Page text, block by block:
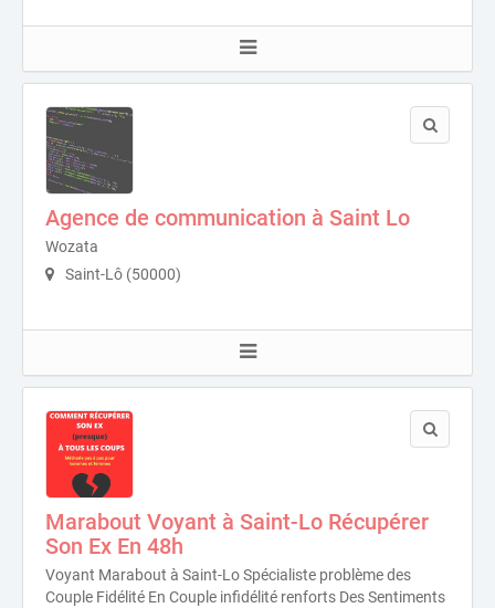
Agence de communication à Saint Lo
Wozata
Saint-Lô (50000)
Marabout Voyant à Saint-Lo Récupérer
Son Ex En 48h
Voyant Marabout à Saint-Lo Spécialiste problème des
Couple Fidélité En Couple infidélité renforts Des Sentiments